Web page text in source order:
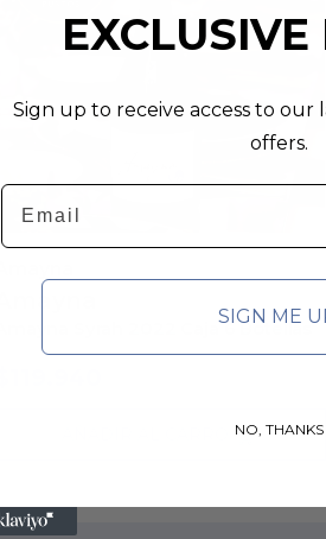
Sauvignon Blanc 2026 Caja 6
Botellas
EXCLUSIVE
Sign up to receive access to our
offers.
Email
SIGN ME
NO, THANKS